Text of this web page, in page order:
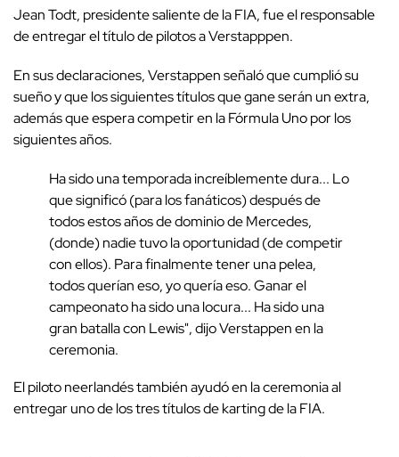
Jean Todt, presidente saliente de la FIA, fue el responsable
de entregar el título de pilotos a Verstapppen.
En sus declaraciones, Verstappen señaló que cumplió su
sueño y que los siguientes títulos que gane serán un extra,
además que espera competir en la Fórmula Uno por los
siguientes años.
Ha sido una temporada increíblemente dura... Lo
que significó (para los fanáticos) después de
todos estos años de dominio de Mercedes,
(donde) nadie tuvo la oportunidad (de competir
con ellos). Para finalmente tener una pelea,
todos querían eso, yo quería eso. Ganar el
campeonato ha sido una locura... Ha sido una
gran batalla con Lewis", dijo Verstappen en la
ceremonia.
El piloto neerlandés también ayudó en la ceremonia al
entregar uno de los tres títulos de karting de la FIA.